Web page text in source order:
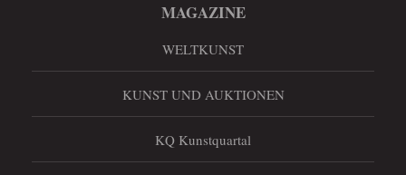
MAGAZINE
WELTKUNST
KUNST UND AUKTIONEN
KQ Kunstquartal